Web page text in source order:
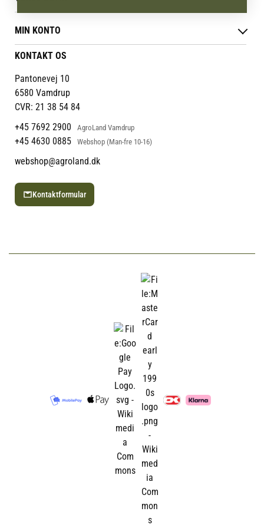
havearbejdet på en sjov og tryg
måde.
Levering & afhentning
Følg din bestilling
Persondatapolitik
Cookies
Job
Mærker
Om os
Om Vestjyllands Andel
Blog
Ofte stillede spørgsmål
MIN KONTO
Administrer min konto
KONTAKT OS
Pantonevej 10
6580 Vamdrup
CVR: 21 38 54 84
+45 7692 2900
AgroLand Vamdrup
+45 4630 0885 Webshop (Man-fre 10-16)
webshop@agroland.dk
Kontaktformular